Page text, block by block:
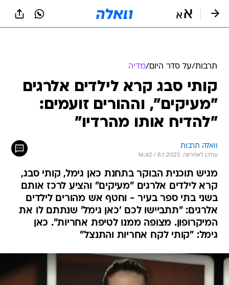
תרבות/על סדר היום/מדיה
קותי סבג קרא לילדים אלרגים
"מעיקים", וההורים זועמים:
"להדיח אותו מהרדיו"
וואלה תרבות
עודכן לאחרונה: 8.1.2025 / 14:42
מגיש תוכנית הבוקר בתחנת כאן גימל, קותי סבג,
קרא לילדים אלרגים "מעיקים" והציע לרכז אותם
בשני בתי ספר בעיר - וחטף אש מהורים לילדים
אלרגים: "תתביישו לכם 'כאן גימל' שנתתם לו את
המיקרופון. מצופה ממנו לטיפת אחריות". כאן
גימל: "קותי לקח אחריות והתנצל"